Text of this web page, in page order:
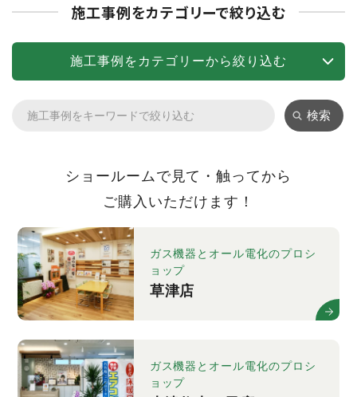
施工事例をカテゴリーで絞り込む
施工事例をカテゴリーから絞り込む
検索
ショールームで見て・触ってから
ご購入いただけます！
ガス機器とオール電化のプロシ
ョップ
草津店
ガス機器とオール電化のプロシ
ョップ